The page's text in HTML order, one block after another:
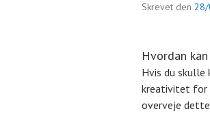
Skrevet den
Hvordan
Hvis du
kreativitet for
overveje